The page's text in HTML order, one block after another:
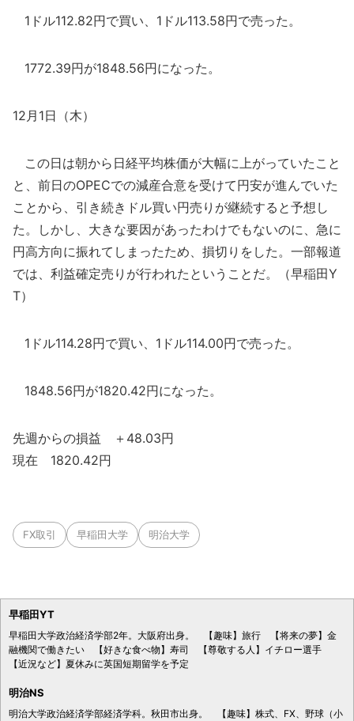
1ドル112.82円で買い、1ドル113.58円で売った。
1772.39円が1848.56円になった。
12月1日（木）
この日は朝から日経平均株価が大幅に上がっていたこと
と、前日のOPECでの減産合意を受けて円安が進んでいた
ことから、引き続きドル買い円売りが継続すると予想し
た。しかし、大きな要因があったわけでもないのに、急に
円高方向に振れてしまったため、損切りをした。一部報道
では、利益確定売りが行われたということだ。（早稲田Y
T）
1ドル114.28円で買い、1ドル114.00円で売った。
1848.56円が1820.42円になった。
先週からの損益 ＋48.03円
現在 1820.42円
FX取引 早稲田大学 明治大学
早稲田YT
早稲田大学政治経済学部2年。大阪府出身。 【趣味】旅行 【将来の夢】金
融機関で働きたい 【好きな食べ物】寿司 【尊敬する人】イチロー選手
【近況など】夏休みに英国短期留学を予定
明治NS
明治大学政治経済学部経済学科。秋田市出身。 【趣味】株式、FX、野球（小